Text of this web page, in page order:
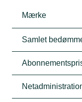
Mærke
Samlet